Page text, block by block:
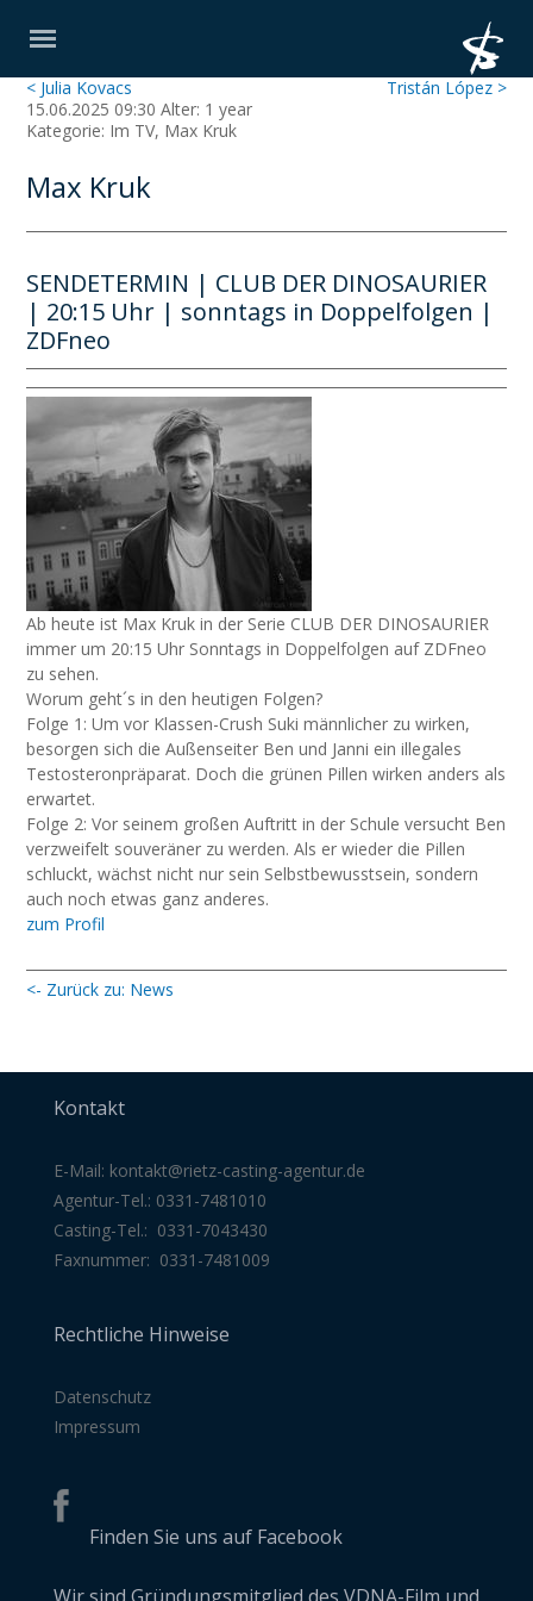
Tristán López >
< Julia Kovacs
15.06.2025 09:30 Alter: 1 year
Kategorie: Im TV, Max Kruk
Max Kruk
SENDETERMIN | CLUB DER DINOSAURIER
| 20:15 Uhr | sonntags in Doppelfolgen |
ZDFneo
Ab heute ist Max Kruk in der Serie CLUB DER DINOSAURIER
immer um 20:15 Uhr Sonntags in Doppelfolgen auf ZDFneo
zu sehen.
Worum geht´s in den heutigen Folgen?⁠
Folge 1: Um vor Klassen-Crush Suki männlicher zu wirken,
besorgen sich die Außenseiter Ben und Janni ein illegales
Testosteronpräparat. Doch die grünen Pillen wirken anders als
erwartet. ⁠
Folge 2: Vor seinem großen Auftritt in der Schule versucht Ben
verzweifelt souveräner zu werden. Als er wieder die Pillen
schluckt, wächst nicht nur sein Selbstbewusstsein, sondern
auch noch etwas ganz anderes.⁠
zum Profil
<- Zurück zu: News
Kontakt
E-Mail: kontakt@rietz-casting-agentur.de
Agentur-Tel.: 0331-7481010
Casting-Tel.: 0331-7043430
Faxnummer: 0331-7481009
Rechtliche Hinweise
Datenschutz
Impressum
Finden Sie uns auf Facebook